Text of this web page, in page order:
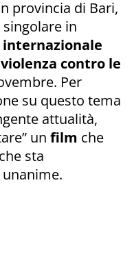
provincia di Bari,
in
contro le
Per
su questo tema
attualità,
un film che
sta